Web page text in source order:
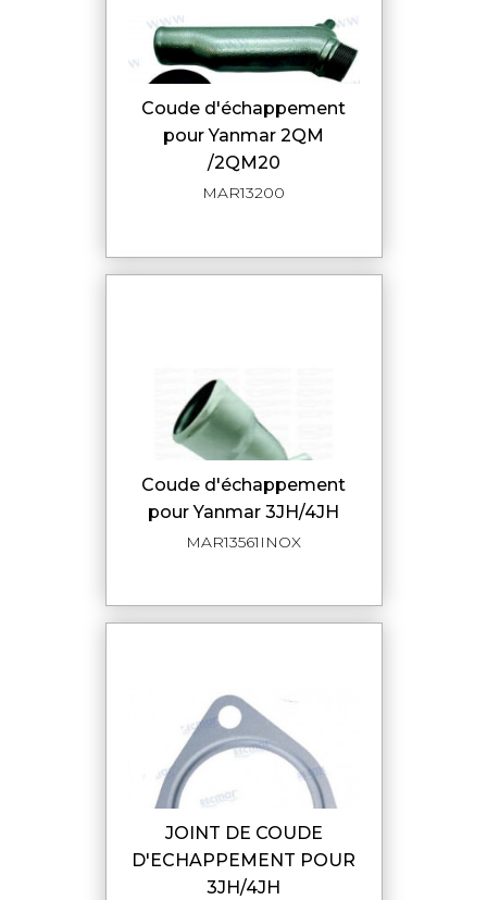
Coude d'échappement
pour Yanmar 2QM
/2QM20
MAR13200
Coude d'échappement
pour Yanmar 3JH/4JH
MAR13561INOX
JOINT DE COUDE
D'ECHAPPEMENT POUR
3JH/4JH